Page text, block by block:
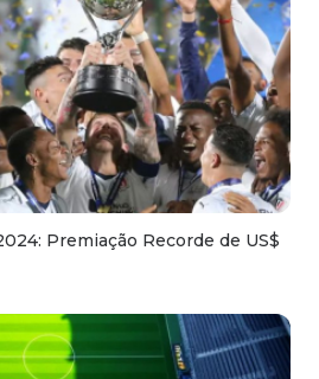
Premiação Recorde de US$